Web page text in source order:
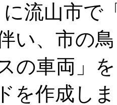
に流山市で
い、市の
の車両」
を作成し